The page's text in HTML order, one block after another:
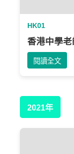
HK01
香港中學
閱讀全文
2021年